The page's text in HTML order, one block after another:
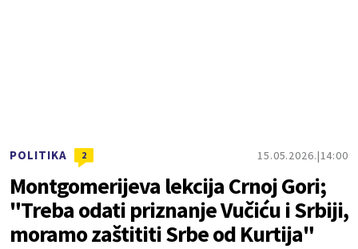
POLITIKA 2 15.05.2026. 14:00
Montgomerijeva lekcija Crnoj Gori;
"Treba odati priznanje Vučiću i Srbiji,
moramo zaštititi Srbe od Kurtija"